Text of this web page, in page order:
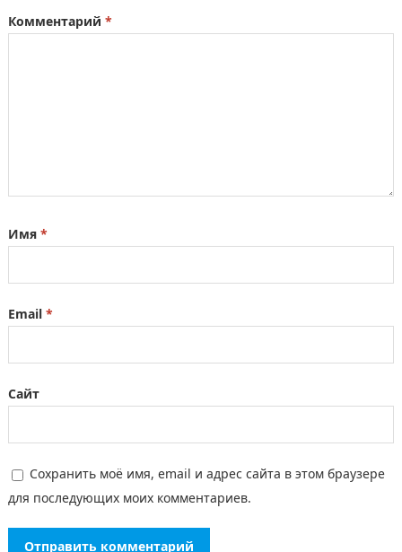
Комментарий *
Имя *
Email *
Сайт
Сохранить моё имя, email и адрес сайта в этом браузере
для последующих моих комментариев.